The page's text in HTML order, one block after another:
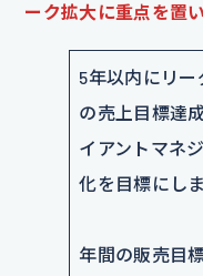
ーク拡大に重点を置
5年以内にリ
の売上目標達
イアントマネ
化を目標にしま
年間の販売目